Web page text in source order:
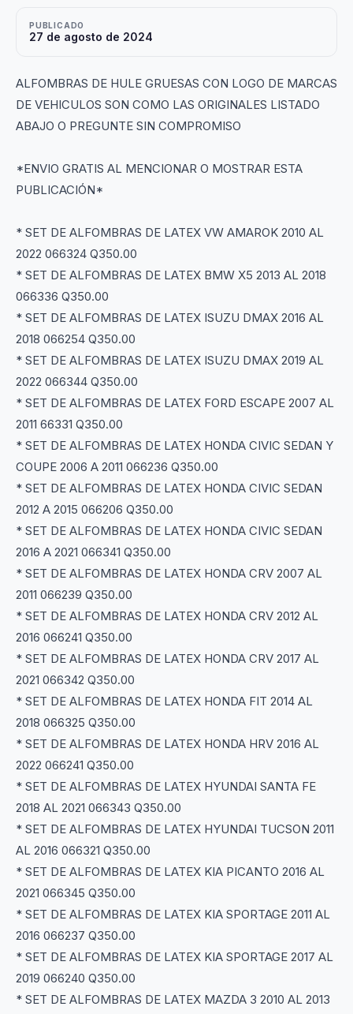
PUBLICADO
27 de agosto de 2024
ALFOMBRAS DE HULE GRUESAS CON LOGO DE MARCAS
DE VEHICULOS SON COMO LAS ORIGINALES LISTADO
ABAJO O PREGUNTE SIN COMPROMISO
*ENVIO GRATIS AL MENCIONAR O MOSTRAR ESTA
PUBLICACIÓN*
* SET DE ALFOMBRAS DE LATEX VW AMAROK 2010 AL
2022 066324 Q350.00
* SET DE ALFOMBRAS DE LATEX BMW X5 2013 AL 2018
066336 Q350.00
* SET DE ALFOMBRAS DE LATEX ISUZU DMAX 2016 AL
2018 066254 Q350.00
* SET DE ALFOMBRAS DE LATEX ISUZU DMAX 2019 AL
2022 066344 Q350.00
* SET DE ALFOMBRAS DE LATEX FORD ESCAPE 2007 AL
2011 66331 Q350.00
* SET DE ALFOMBRAS DE LATEX HONDA CIVIC SEDAN Y
COUPE 2006 A 2011 066236 Q350.00
* SET DE ALFOMBRAS DE LATEX HONDA CIVIC SEDAN
2012 A 2015 066206 Q350.00
* SET DE ALFOMBRAS DE LATEX HONDA CIVIC SEDAN
2016 A 2021 066341 Q350.00
* SET DE ALFOMBRAS DE LATEX HONDA CRV 2007 AL
2011 066239 Q350.00
* SET DE ALFOMBRAS DE LATEX HONDA CRV 2012 AL
2016 066241 Q350.00
* SET DE ALFOMBRAS DE LATEX HONDA CRV 2017 AL
2021 066342 Q350.00
* SET DE ALFOMBRAS DE LATEX HONDA FIT 2014 AL
2018 066325 Q350.00
* SET DE ALFOMBRAS DE LATEX HONDA HRV 2016 AL
2022 066241 Q350.00
* SET DE ALFOMBRAS DE LATEX HYUNDAI SANTA FE
2018 AL 2021 066343 Q350.00
* SET DE ALFOMBRAS DE LATEX HYUNDAI TUCSON 2011
AL 2016 066321 Q350.00
* SET DE ALFOMBRAS DE LATEX KIA PICANTO 2016 AL
2021 066345 Q350.00
* SET DE ALFOMBRAS DE LATEX KIA SPORTAGE 2011 AL
2016 066237 Q350.00
* SET DE ALFOMBRAS DE LATEX KIA SPORTAGE 2017 AL
2019 066240 Q350.00
* SET DE ALFOMBRAS DE LATEX MAZDA 3 2010 AL 2013